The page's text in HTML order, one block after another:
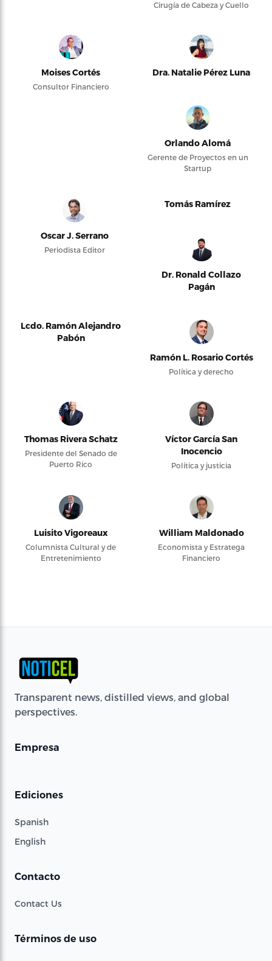
Cirugía de Cabeza y Cuello
Moises Cortés
Consultor Financiero
Dra. Natalie Pérez Luna
Orlando Alomá
Gerente de Proyectos en un
Startup
Oscar J. Serrano
Periodista Editor
Tomás Ramírez
Dr. Ronald Collazo
Pagán
Lcdo. Ramón Alejandro
Pabón
Ramón L. Rosario Cortés
Política y derecho
Thomas Rivera Schatz
Presidente del Senado de
Puerto Rico
Víctor García San
Inocencio
Política y justicia
Luisito Vigoreaux
Columnista Cultural y de
Entretenimiento
William Maldonado
Economista y Estratega
Financiero
Transparent news, distilled views, and global
perspectives.
Empresa
Ediciones
Spanish
English
Contacto
Contact Us
Términos de uso